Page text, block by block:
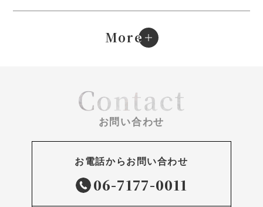
More
e
Contact
お問い合わせ
お電話からお問い合わせ
06-7177-0011